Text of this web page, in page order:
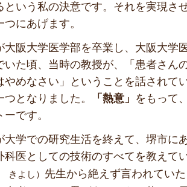
という私の決意です。それを実現さ
つにあげます。
阪大学医学部を卒業し、大阪大学
いた頃、当時の教授が、「患者さん
やめなさい」ということを話されて
つとなりました。
「熱意」 をもって
ーです。
学での研究生活を終えて、堺市に
科医としての技術のすべてを教え
きよし） 先生から絶えず言われてい